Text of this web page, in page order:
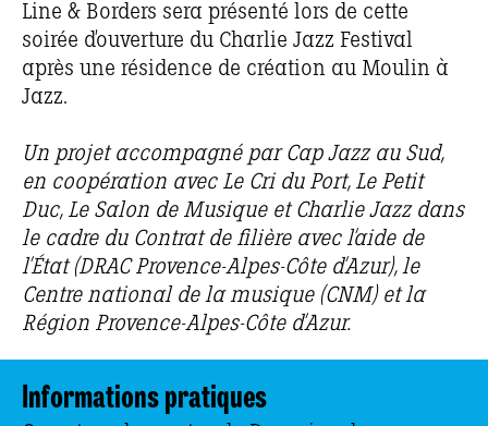
Line & Borders sera présenté lors de cette
soirée d’ouverture du Charlie Jazz Festival
après une résidence de création au Moulin à
Jazz.
Un projet accompagné par Cap Jazz au Sud,
en coopération avec Le Cri du Port, Le Petit
Duc, Le Salon de Musique et Charlie Jazz dans
le cadre du Contrat de filière avec l’aide de
l’État (DRAC Provence-Alpes-Côte d’Azur), le
Centre national de la musique (CNM) et la
Région Provence-Alpes-Côte d’Azur.
Informations pratiques